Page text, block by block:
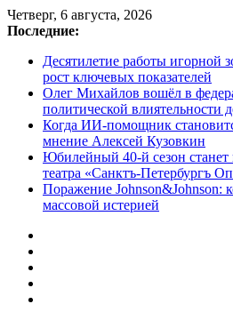
Перейти
к
Четверг, 6 августа, 2026
Последние:
Десятилетие работы игорной
рост ключевых показателей
Олег Михайлов вошёл в
политической влиятельности
Когда ИИ-помощник
мнение Алексей Кузовкин
Юбилейный 40-й сезон станет
театра «Санктъ-Петербургъ
Поражение Johnson&Johnson:
массовой истерией